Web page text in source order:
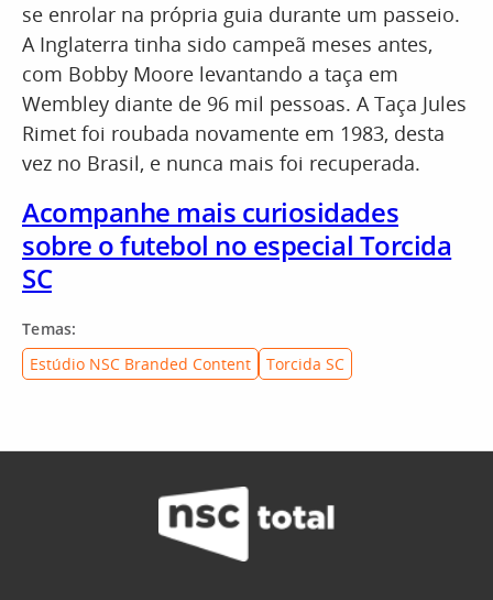
se enrolar na própria guia durante um passeio.
A Inglaterra tinha sido campeã meses antes,
com Bobby Moore levantando a taça em
Wembley diante de 96 mil pessoas. A Taça Jules
Rimet foi roubada novamente em 1983, desta
vez no Brasil, e nunca mais foi recuperada.
Acompanhe mais curiosidades
sobre o futebol no especial Torcida
SC
Temas:
Estúdio NSC Branded Content
Torcida SC